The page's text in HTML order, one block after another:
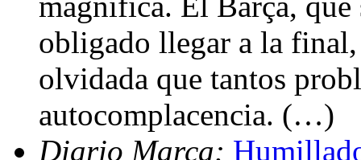
obligado llegar a la final,
olvidada que tantos
autocomplacencia. (…)
Diario Marca: